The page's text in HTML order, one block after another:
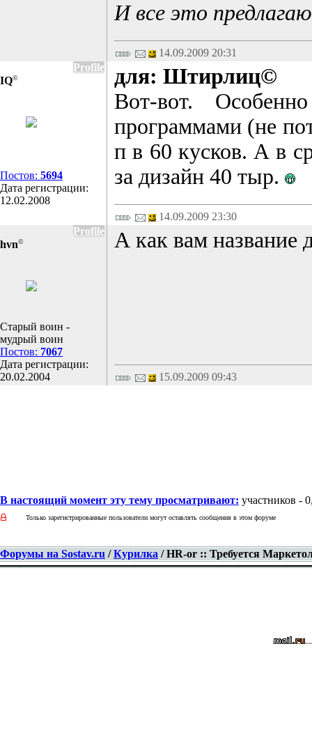
И все это
14.09.2009 20:31
Profile
IQ©
Постов: 5694
Дата регистрации:
12.02.2008
для: Штирлиц©
Вот-вот.
программами (не
п в 60 кусков. А в
за дизайн 40 тыр.
14.09.2009 23:30
Profile
hvn©
Старый воин -
мудрый воин
Постов: 7067
Дата регистрации:
20.02.2004
А как вам название
15.09.2009 09:43
В настоящий момент эту тему просматривают: участников -
Только зарегистрированные пользователи могут оставлять сообщения в этом форуме
Форумы на Sostav.ru /Курилка / HR-or :: Требуется